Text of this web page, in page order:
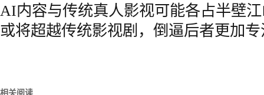
AI内容与传统真人影视可能各占半壁
或将超越传统影视剧，倒逼后者更加
相关阅读